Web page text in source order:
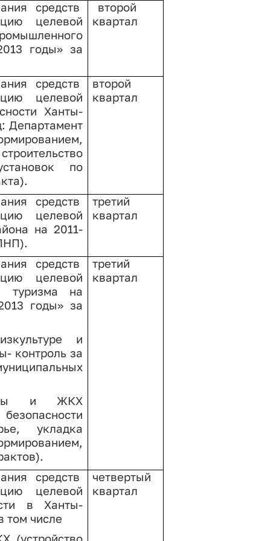
средств
целевой
годы» за
второй
квартал
средств
целевой
Ханты-
Департамент
по
второй
квартал
средств
целевой
на 2011-
третий
квартал
средств
целевой
туризма на
годы» за
и
контроль за
и ЖКХ
укладка
третий
квартал
средств
целевой
в Ханты-
том числе
четвертый
квартал